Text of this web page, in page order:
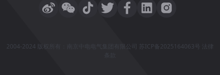
2004-2024 版权所有：南京中电电气集团有限公司 苏ICP备2025164063号 法律